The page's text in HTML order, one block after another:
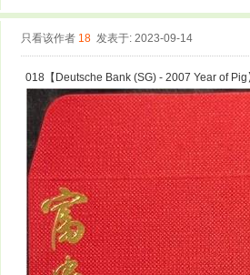
只看该作者 18 发表于: 2023-09-14
018【Deutsche Bank (SG) - 2007 Year of Pig